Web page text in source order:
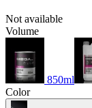
Not available
Volume
850ml
Color